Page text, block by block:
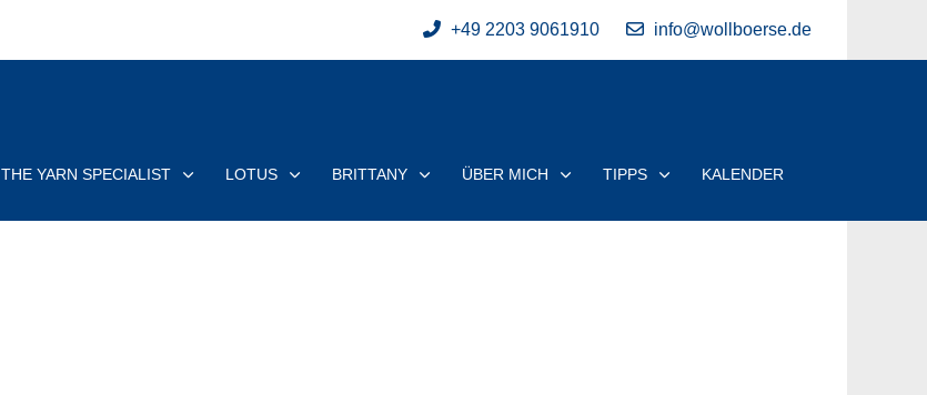
+49 2203 9061910 info@wollboerse.de
THE YARN SPECIALIST LOTUS BRITTANY ÜBER MICH TIPPS KALENDER